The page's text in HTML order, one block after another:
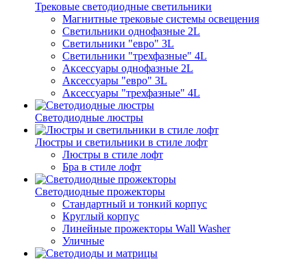
Трековые светодиодные светильники
Магнитные трековые системы освещения
Светильники однофазные 2L
Светильники "евро" 3L
Светильники "трехфазные" 4L
Аксессуары однофазные 2L
Аксессуары "евро" 3L
Аксессуары "трехфазные" 4L
Светодиодные люстры
Люстры и светильники в стиле лофт
Люстры в стиле лофт
Бра в стиле лофт
Светодиодные прожекторы
Стандартный и тонкий корпус
Круглый корпус
Линейные прожекторы Wall Washer
Уличные